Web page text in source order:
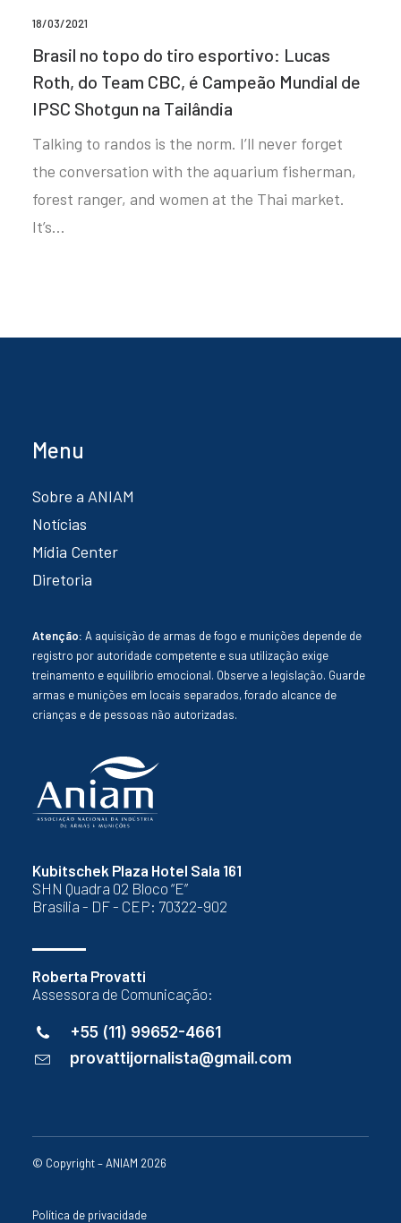
18/03/2021
Brasil no topo do tiro esportivo: Lucas
Roth, do Team CBC, é Campeão Mundial de
IPSC Shotgun na Tailândia
Talking to randos is the norm. I’ll never forget
the conversation with the aquarium fisherman,
forest ranger, and women at the Thai market.
It’s…
Kubitschek Plaza Hotel Sala 161
SHN Quadra 02 Bloco “E”
Brasília - DF - CEP: 70322-902
Roberta Provatti
Assessora de Comunicação:
+55 (11) 99652-4661
provattijornalista@gmail.com
Menu
Sobre a ANIAM
Notícias
Mídia Center
Diretoria
Atenção: A aquisição de armas de fogo e munições depende de
registro por autoridade competente e sua utilização exige
treinamento e equilíbrio emocional. Observe a legislação. Guarde
armas e munições em locais separados, forado alcance de
crianças e de pessoas não autorizadas.
© Copyright – ANIAM 2026
Política de privacidade